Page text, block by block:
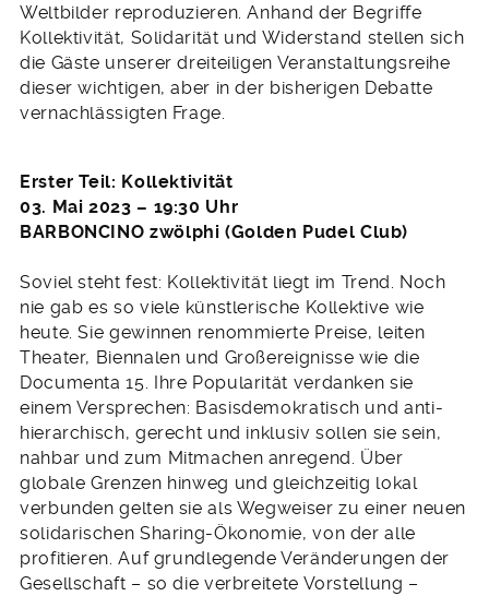
Weltbilder reproduzieren. Anhand der Begriffe
Kollektivität, Solidarität und Widerstand stellen sich
die Gäste unserer dreiteiligen Veranstaltungsreihe
dieser wichtigen, aber in der bisherigen Debatte
vernachlässigten Frage.
Erster Teil: Kollektivität
03. Mai 2023 – 19:30 Uhr
BARBONCINO zwölphi (Golden Pudel Club)
Soviel steht fest: Kollektivität liegt im Trend. Noch
nie gab es so viele künstlerische Kollektive wie
heute. Sie gewinnen renommierte Preise, leiten
Theater, Biennalen und Großereignisse wie die
Documenta 15. Ihre Popularität verdanken sie
einem Versprechen: Basisdemokratisch und anti-
hierarchisch, gerecht und inklusiv sollen sie sein,
nahbar und zum Mitmachen anregend. Über
globale Grenzen hinweg und gleichzeitig lokal
verbunden gelten sie als Wegweiser zu einer neuen
solidarischen Sharing-Ökonomie, von der alle
profitieren. Auf grundlegende Veränderungen der
Gesellschaft – so die verbreitete Vorstellung –